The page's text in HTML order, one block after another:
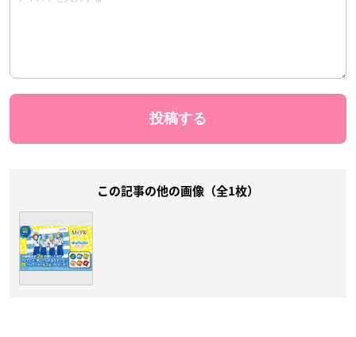
この記事の他の画像（全1枚）